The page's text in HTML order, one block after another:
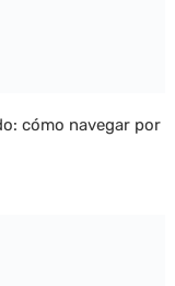
cómo navegar por